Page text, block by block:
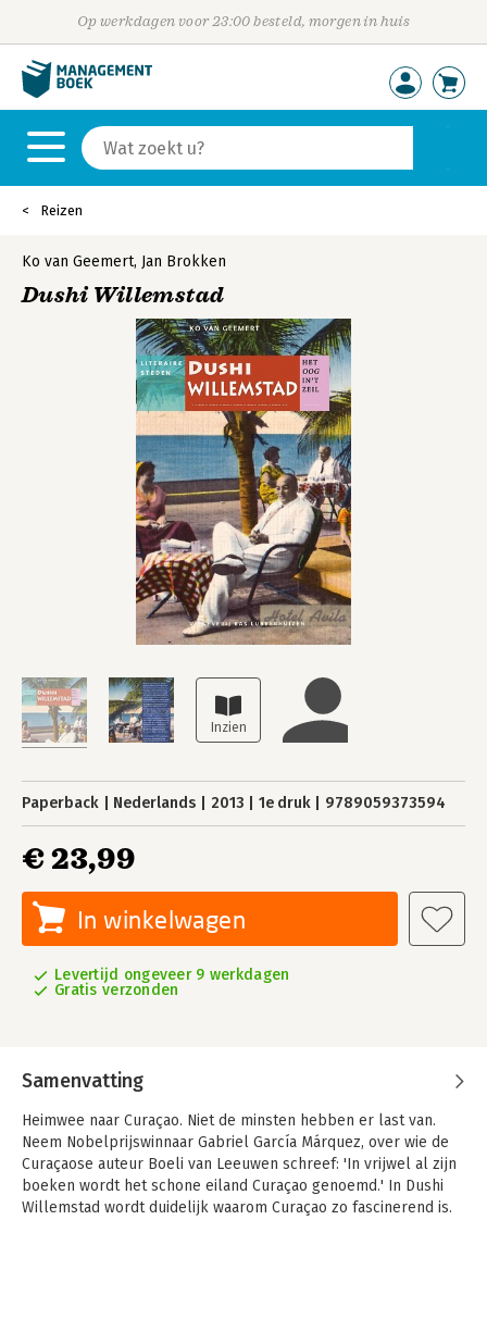
Op werkdagen voor 23:00 besteld, morgen in huis
Reizen
Ko van Geemert, Jan Brokken
Dushi Willemstad
Paperback Nederlands 2013 1e druk 9789059373594
€ 23,99
In winkelwagen
Levertijd ongeveer 9 werkdagen
Gratis verzonden
Samenvatting
Heimwee naar Curaçao. Niet de minsten hebben er last van.
Neem Nobelprijswinnaar Gabriel García Márquez, over wie de
Curaçaose auteur Boeli van Leeuwen schreef: 'In vrijwel al zijn
boeken wordt het schone eiland Curaçao genoemd.' In Dushi
Willemstad wordt duidelijk waarom Curaçao zo fascinerend is.